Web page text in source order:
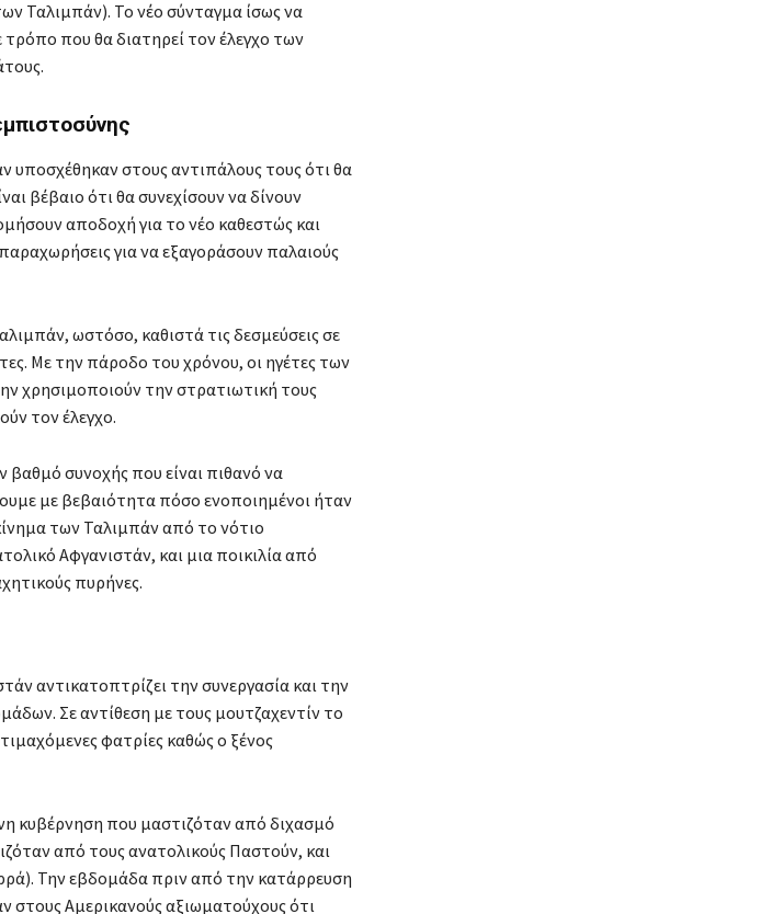
Ταλιμπάν). Το νέο σύνταγμα ίσως να
τρόπο που θα διατηρεί τον έλεγχο των
υποσχέθηκαν στους αντιπάλους τους ότι θα
βέβαιο ότι θα συνεχίσουν να δίνουν
αποδοχή για το νέο καθεστώς και
για να εξαγοράσουν παλαιούς
ωστόσο, καθιστά τις δεσμεύσεις σε
Με την πάροδο του χρόνου, οι ηγέτες των
χρησιμοποιούν την στρατιωτική τους
τον έλεγχο.
βαθμό συνοχής που είναι πιθανό να
με βεβαιότητα πόσο ενοποιημένοι ήταν
των Ταλιμπάν από το νότιο
Αφγανιστάν, και μια ποικιλία από
πυρήνες.
αντικατοπτρίζει την συνεργασία και την
Σε αντίθεση με τους μουτζαχεντίν το
φατρίες καθώς ο ξένος
κυβέρνηση που μαστιζόταν από διχασμό
από τους ανατολικούς Παστούν, και
Την εβδομάδα πριν από την κατάρρευση
στους Αμερικανούς αξιωματούχους ότι